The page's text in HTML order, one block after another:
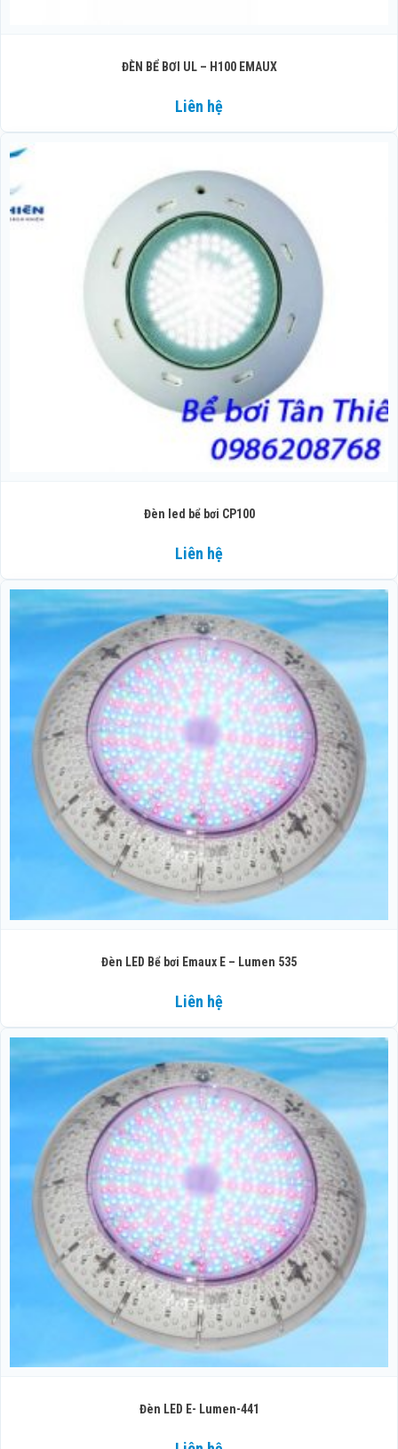
ĐÈN BỂ BƠI UL – H100 EMAUX
Liên hệ
Đèn led bể bơi CP100
Liên hệ
Đèn LED Bể bơi Emaux E – Lumen 535
Liên hệ
Đèn LED E- Lumen-441